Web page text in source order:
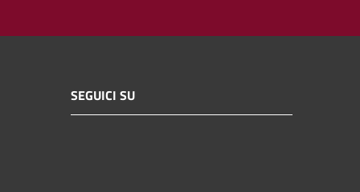
SEGUICI SU